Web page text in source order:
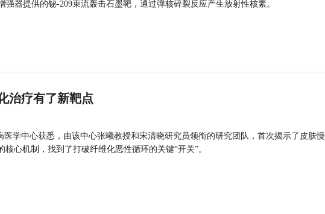
器提供的铋-209束流轰击石墨靶，通过弹核碎裂反应产生放射性核素。
治疗有了新靶点
学中心获悉，由该中心张曦教授和宋清晓研究员领衔的研究团队，首次揭示了皮肤
心机制，找到了打破纤维化恶性循环的关键“开关”。